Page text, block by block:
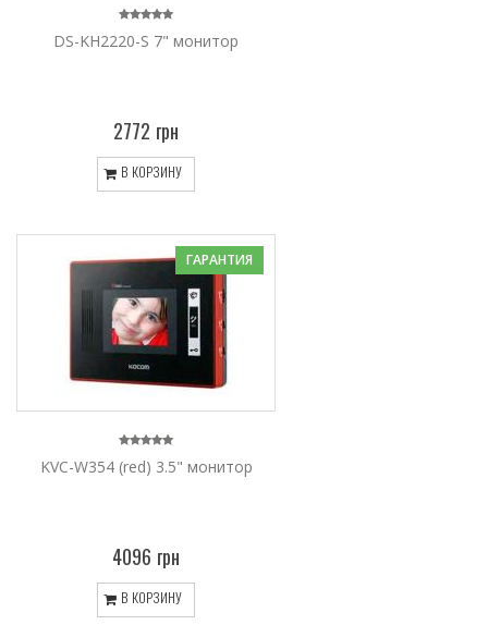
DS-KH2220-S 7" монитор
2772 грн
В КОРЗИНУ
ГАРАНТИЯ
KVC-W354 (red) 3.5" монитор
4096 грн
В КОРЗИНУ